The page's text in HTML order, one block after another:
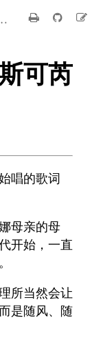
世界生活
可芮
唱的歌词
母亲的母
开始，一直
所当然会让
是随风、随